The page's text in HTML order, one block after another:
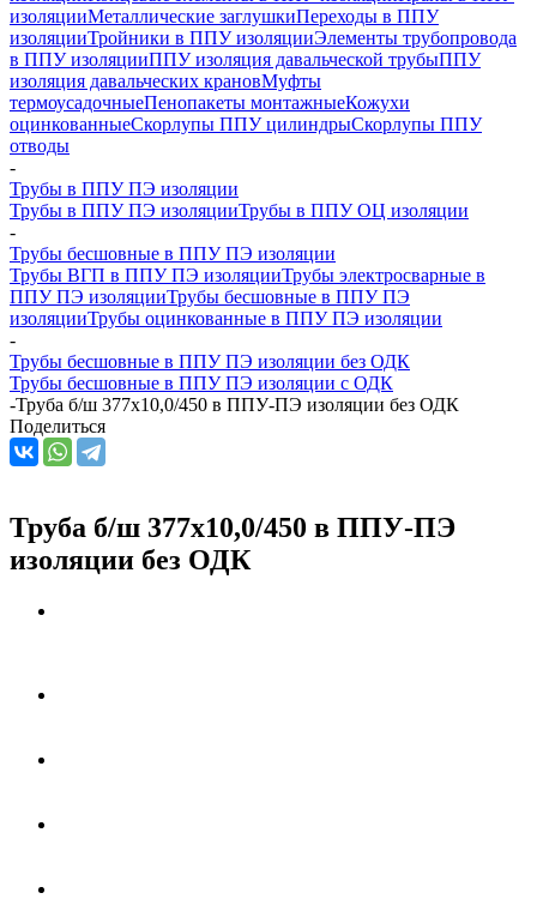
изоляцииМеталлические заглушкиПереходы в ППУ
изоляцииТройники в ППУ изоляцииЭлементы трубопровода
в ППУ изоляцииППУ изоляция давальческой трубыППУ
изоляция давальческих крановМуфты
термоусадочныеПенопакеты монтажныеКожухи
оцинкованныеСкорлупы ППУ цилиндрыСкорлупы ППУ
отводы
-
Трубы в ППУ ПЭ изоляции
Трубы в ППУ ПЭ изоляцииТрубы в ППУ ОЦ изоляции
-
Трубы бесшовные в ППУ ПЭ изоляции
Трубы ВГП в ППУ ПЭ изоляцииТрубы электросварные в
ППУ ПЭ изоляцииТрубы бесшовные в ППУ ПЭ
изоляцииТрубы оцинкованные в ППУ ПЭ изоляции
-
Трубы бесшовные в ППУ ПЭ изоляции без ОДК
Трубы бесшовные в ППУ ПЭ изоляции с ОДК
-Труба б/ш 377х10,0/450 в ППУ-ПЭ изоляции без ОДК
Поделиться
Труба б/ш 377х10,0/450 в ППУ-ПЭ
изоляции без ОДК